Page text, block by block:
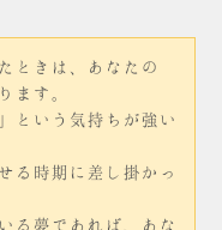
ときは、あなたの
ます。
という気持ちが強い
る時期に差し掛かっ
る夢であれば、あな